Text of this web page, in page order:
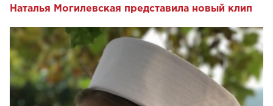
Наталья Могилевская представила новый клип